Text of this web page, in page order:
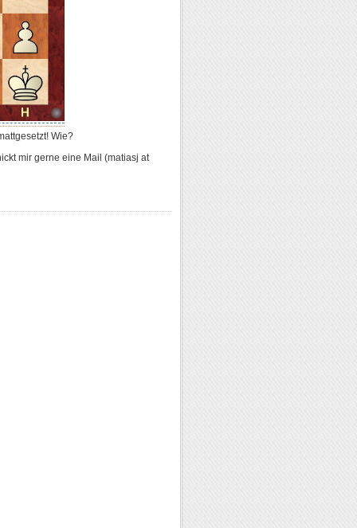
Wie?
mir gerne eine Mail (matiasj at